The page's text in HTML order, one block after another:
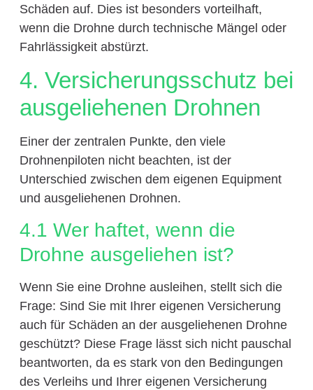
Schäden auf. Dies ist besonders vorteilhaft,
wenn die Drohne durch technische Mängel oder
Fahrlässigkeit abstürzt.
4. Versicherungsschutz bei
ausgeliehenen Drohnen
Einer der zentralen Punkte, den viele
Drohnenpiloten nicht beachten, ist der
Unterschied zwischen dem eigenen Equipment
und ausgeliehenen Drohnen.
4.1 Wer haftet, wenn die
Drohne ausgeliehen ist?
Wenn Sie eine Drohne ausleihen, stellt sich die
Frage: Sind Sie mit Ihrer eigenen Versicherung
auch für Schäden an der ausgeliehenen Drohne
geschützt? Diese Frage lässt sich nicht pauschal
beantworten, da es stark von den Bedingungen
des Verleihs und Ihrer eigenen Versicherung